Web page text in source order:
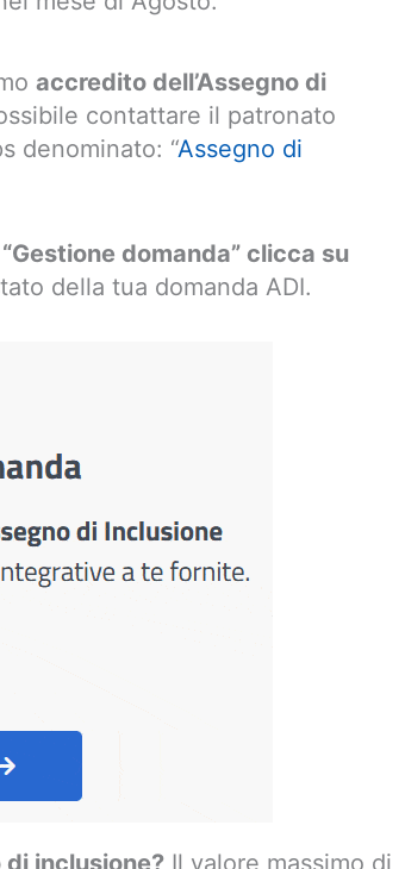
accredito dell’Assegno di
contattare il patronato
denominato: “Assegno di
“Gestione domanda” clicca su
della tua domanda ADI.
di inclusione? Il valore massimo di